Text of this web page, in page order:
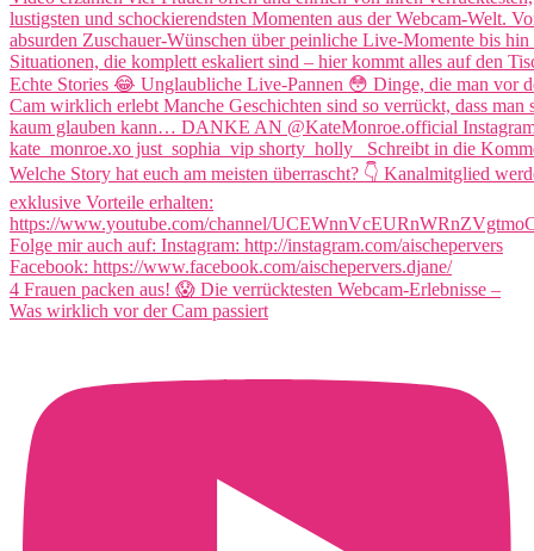
4 Frauen packen aus! 😱 Die verrücktesten Webcam-Erlebnisse –
Was wirklich vor der Cam passiert